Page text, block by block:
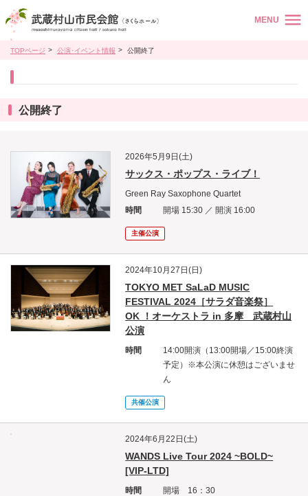
MENU
TOPページ 公演･イベント情報 公開終了
公開終了
2026年5月9日(土)
サックス・ポップス・ライブ！
Green Ray Saxophone Quartet
時間
開場 15:30 ／ 開演 16:00
主催公演
2024年10月27日(日)
TOKYO MET SaLaD MUSIC
FESTIVAL 2024［サラダ音楽祭］
OK ！オーケストラ in 多摩 武蔵村山
公演
時間
14:00開演（13:00開場／15:00終演
予定）※本公演に休憩はございませ
ん
共催公演
2024年6月22日(土)
WANDS Live Tour 2024 ~BOLD~
[VIP-LTD]
時間
開場 16：30